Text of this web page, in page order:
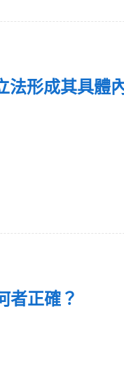
法形成其具體
者正確？